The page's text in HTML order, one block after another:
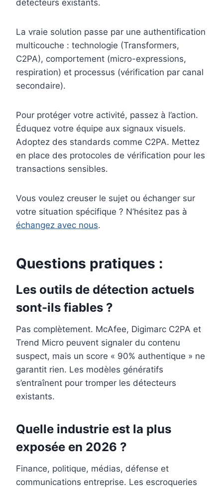
détecteurs existants.
La vraie solution passe par une authentification
multicouche : technologie (Transformers,
C2PA), comportement (micro-expressions,
respiration) et processus (vérification par canal
secondaire).
Pour protéger votre activité, passez à l’action.
Éduquez votre équipe aux signaux visuels.
Adoptez des standards comme C2PA. Mettez
en place des protocoles de vérification pour les
transactions sensibles.
Vous voulez creuser le sujet ou échanger sur
votre situation spécifique ? N’hésitez pas à
échangez avec nous.
Questions pratiques :
Les outils de détection actuels
sont-ils fiables ?
Pas complètement. McAfee, Digimarc C2PA et
Trend Micro peuvent signaler du contenu
suspect, mais un score « 90% authentique » ne
garantit rien. Les modèles génératifs
s’entraînent pour tromper les détecteurs
existants.
Quelle industrie est la plus
exposée en 2026 ?
Finance, politique, médias, défense et
communications entreprise. Les escroqueries